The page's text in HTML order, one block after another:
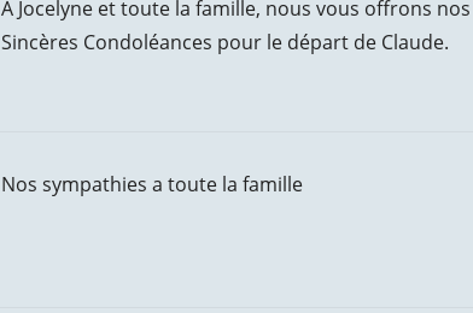
À Jocelyne et toute la famille, nous vous offrons
Sincères Condoléances pour le départ de Claude.
Nos sympathies a toute la famille